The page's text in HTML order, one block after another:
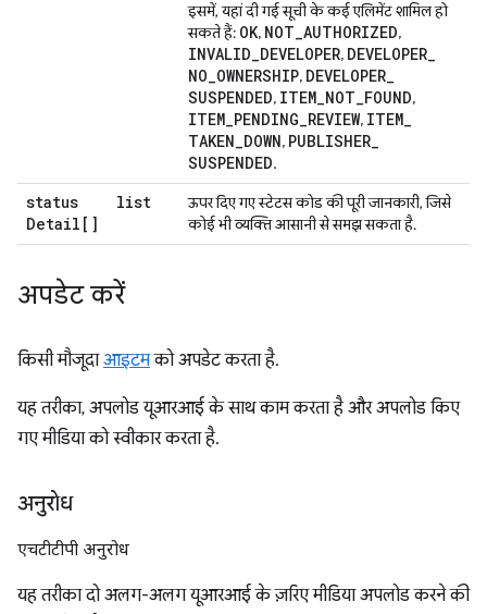
इसमें, यहां दी गई सूची के कई एलिमेंट शामिल हो
सकते हैं: OK, NOT_AUTHORIZED,
INVALID_DEVELOPER, DEVELOPER_
NO_OWNERSHIP, DEVELOPER_
SUSPENDED, ITEM_NOT_FOUND,
ITEM_PENDING_REVIEW, ITEM_
TAKEN_DOWN, PUBLISHER_
SUSPENDED.
status
Detail[]
list
ऊपर दिए गए स्टेटस कोड की पूरी जानकारी, जिसे
कोई भी व्यक्ति आसानी से समझ सकता है.
अपडेट करें
किसी मौजूदाआइटमको अपडेट करता है.
यह तरीका, अपलोड यूआरआई के साथ काम करता है और अपलोड किए
गए मीडिया को स्वीकार करता है.
अनुरोध
एचटीटीपी अनुरोध
यह तरीका दो अलग-अलग यूआरआई के ज़रिए मीडिया अपलोड करने की